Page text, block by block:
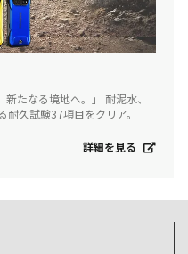
たなる境地へ。」 耐泥水、
久試験37項目をクリア。
詳細を見る